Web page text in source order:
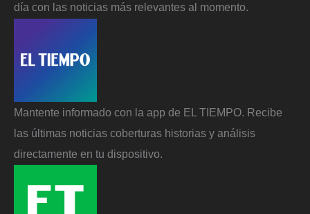
día con las noticias más relevantes al momento.
Mantente informado con la app de EL TIEMPO. Recibe
las últimas noticias coberturas historias y análisis
directamente en tu dispositivo.